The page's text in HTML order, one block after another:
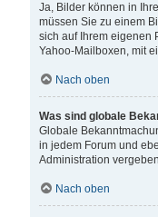
Ja, Bilder können in
müssen Sie zu einem
sich auf Ihrem eigenen
Yahoo-Mailboxen, mit
Nach oben
Was sind globale
Globale
in jedem Forum und
Administration
Nach oben